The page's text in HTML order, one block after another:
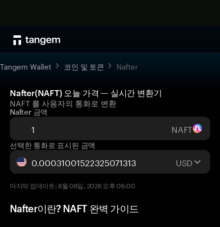
Tangem Wallet 코인 및 토큰 Nafter
Nafter(NAFT) 오늘 가격 — 실시간 변환기
NAFT 를 사용자의 통화로 변환
Nafter 금액
NAFT
선택한 통화로 표시된 금액
USD
마지막 업데이트: 8월 06일, 2026 오후 06:00
Nafter이란? NAFT 완벽 가이드